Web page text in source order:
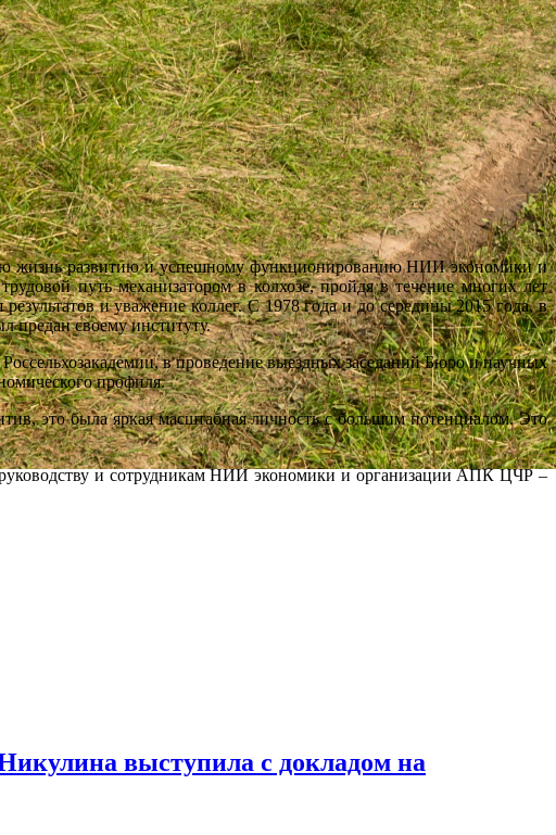
развитию и успешному функционированию НИИ экономики и
путь механизатором в колхозе, пройдя в течение многих лет
и уважение коллег. С 1978 года и до середины 2015 года, в
своему институту.
в проведение выездных заседаний Бюро и научных
профиля.
это была яркая масштабная личность с большим потенциалом. Это
и сотрудникам НИИ экономики и организации АПК ЦЧР –
выступила с докладом на